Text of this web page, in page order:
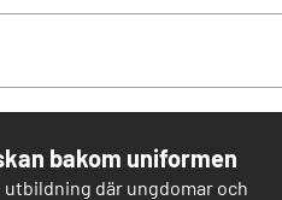
bakom uniformen
utbildning där ungdomar och